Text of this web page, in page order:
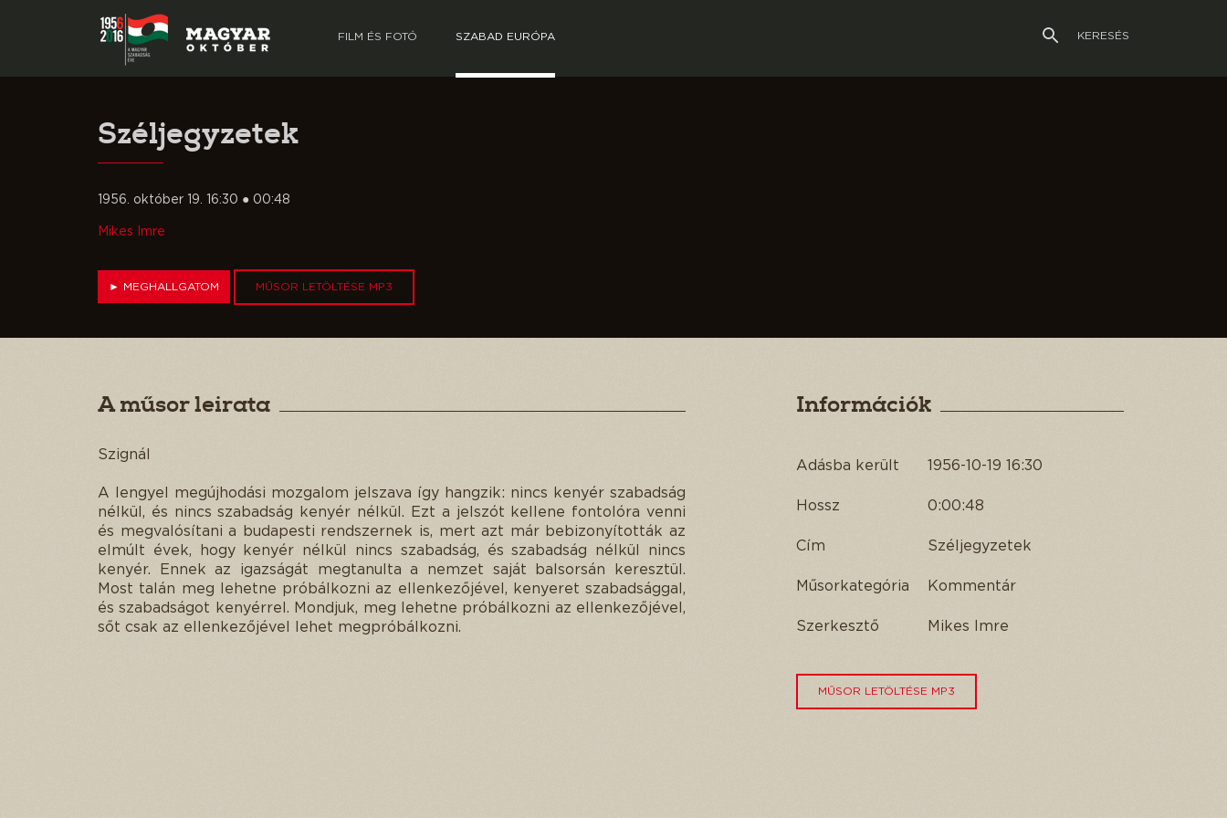
FILM ÉS FOTÓ SZABAD EURÓPA KERESÉS
Széljegyzetek
1956. október 19. 16:30 ● 00:48
Mikes Imre
► MEGHALLGATOM MŰSOR LETÖLTÉSE MP3
A műsor leirata
Szignál
A lengyel megújhodási mozgalom jelszava így hangzik: nincs kenyér szabadság
nélkül, és nincs szabadság kenyér nélkül. Ezt a jelszót kellene fontolóra venni
és megvalósítani a budapesti rendszernek is, mert azt már bebizonyították az
elmúlt évek, hogy kenyér nélkül nincs szabadság, és szabadság nélkül nincs
kenyér. Ennek az igazságát megtanulta a nemzet saját balsorsán keresztül.
Most talán meg lehetne próbálkozni az ellenkezőjével, kenyeret szabadsággal,
és szabadságot kenyérrel. Mondjuk, meg lehetne próbálkozni az ellenkezőjével,
sőt csak az ellenkezőjével lehet megpróbálkozni.
Információk
Adásba került 1956-10-19 16:30
Hossz 0:00:48
Cím Széljegyzetek
Műsorkategória Kommentár
Szerkesztő Mikes Imre
MŰSOR LETÖLTÉSE MP3